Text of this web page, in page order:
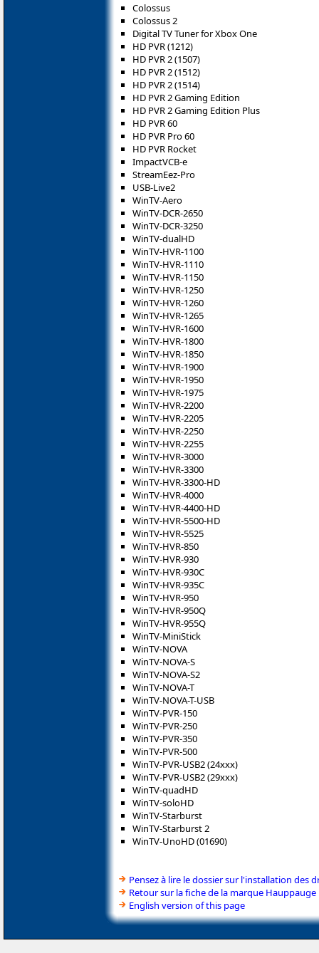
Colossus
Colossus 2
Digital TV Tuner for Xbox One
HD PVR (1212)
HD PVR 2 (1507)
HD PVR 2 (1512)
HD PVR 2 (1514)
HD PVR 2 Gaming Edition
HD PVR 2 Gaming Edition Plus
HD PVR 60
HD PVR Pro 60
HD PVR Rocket
ImpactVCB-e
StreamEez-Pro
USB-Live2
WinTV-Aero
WinTV-DCR-2650
WinTV-DCR-3250
WinTV-dualHD
WinTV-HVR-1100
WinTV-HVR-1110
WinTV-HVR-1150
WinTV-HVR-1250
WinTV-HVR-1260
WinTV-HVR-1265
WinTV-HVR-1600
WinTV-HVR-1800
WinTV-HVR-1850
WinTV-HVR-1900
WinTV-HVR-1950
WinTV-HVR-1975
WinTV-HVR-2200
WinTV-HVR-2205
WinTV-HVR-2250
WinTV-HVR-2255
WinTV-HVR-3000
WinTV-HVR-3300
WinTV-HVR-3300-HD
WinTV-HVR-4000
WinTV-HVR-4400-HD
WinTV-HVR-5500-HD
WinTV-HVR-5525
WinTV-HVR-850
WinTV-HVR-930
WinTV-HVR-930C
WinTV-HVR-935C
WinTV-HVR-950
WinTV-HVR-950Q
WinTV-HVR-955Q
WinTV-MiniStick
WinTV-NOVA
WinTV-NOVA-S
WinTV-NOVA-S2
WinTV-NOVA-T
WinTV-NOVA-T-USB
WinTV-PVR-150
WinTV-PVR-250
WinTV-PVR-350
WinTV-PVR-500
WinTV-PVR-USB2 (24xxx)
WinTV-PVR-USB2 (29xxx)
WinTV-quadHD
WinTV-soloHD
WinTV-Starburst
WinTV-Starburst 2
WinTV-UnoHD (01690)
Pensez à lire le dossier sur l'installation des
Retour sur la fiche de la marque Hauppauge
English version of this page